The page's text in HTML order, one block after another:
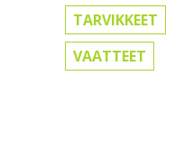
TARVIKKEET
VAATTEET